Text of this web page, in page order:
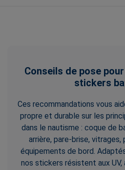
Conseils de pose
stickers
Ces recommandations vous
propre et durable sur les
dans le nautisme : coque de
arrière, pare-brise, vitrages,
équipements de bord.
nos stickers résistent aux UV,